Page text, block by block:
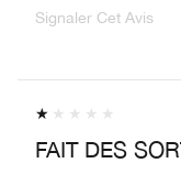
Signaler Cet Avis
FAIT DES